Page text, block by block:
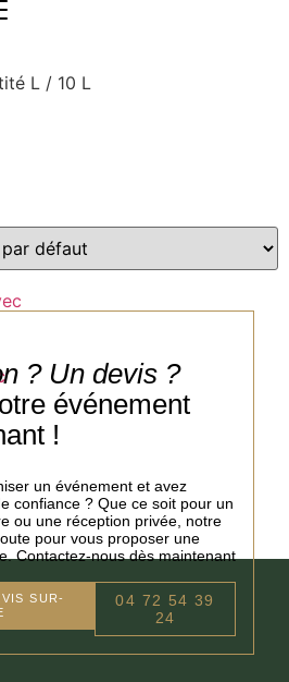
L / 10 L
? Un devis ?
événement
!
un événement et avez
confiance ? Que ce soit pour un
ou une réception privée, notre
pour vous proposer une
Contactez-nous dès maintenant
SUR-
04 72 54 39
24